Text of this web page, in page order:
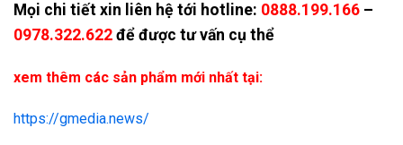
Mọi chi tiết xin liên hệ tới hotline: 0888.199.166 –
0978.322.622 để được tư vấn cụ thể
xem thêm các sản phẩm mới nhất tại:
https://gmedia.news/